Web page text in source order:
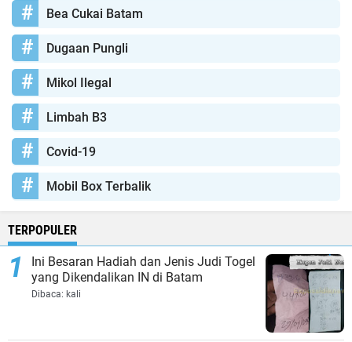
Bea Cukai Batam
Dugaan Pungli
Mikol Ilegal
Limbah B3
Covid-19
Mobil Box Terbalik
TERPOPULER
Ini Besaran Hadiah dan Jenis Judi Togel
yang Dikendalikan IN di Batam
Dibaca: kali